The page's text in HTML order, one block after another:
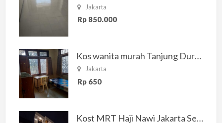
Jakarta
Rp 850.000
Kos wanita murah Tanjung Duren Jakarta Barat
Jakarta
Rp 650
Kost MRT Haji Nawi Jakarta Selatan